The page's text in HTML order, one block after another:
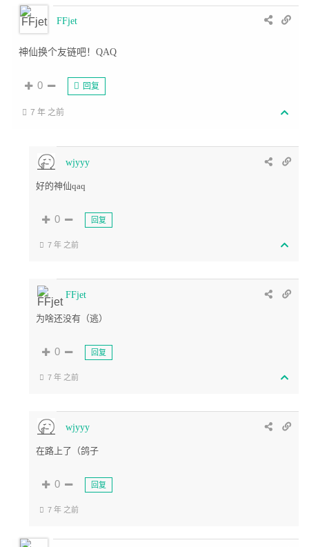
FFjet
神仙换个友链吧！QAQ
0 回复
7 年 之前
wjyyy
好的神仙qaq
0 回复
7 年 之前
FFjet
为啥还没有（逃）
0 回复
7 年 之前
wjyyy
在路上了（鸽子
0 回复
7 年 之前